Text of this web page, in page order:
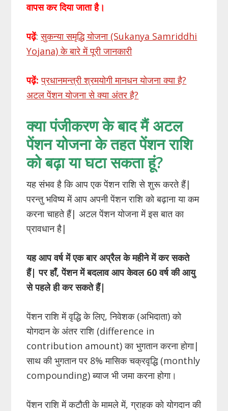
वापस कर दिया जाता है।
पढ़ें:सुकन्या समृद्धि योजना (Sukanya Samriddhi
Yojana) के बारे में पूरी जानकारी
पढ़ें:प्रधानमन्त्री श्रमयोगी मानधन योजना क्या है?
अटल पेंशन योजना से क्या अंतर है?
क्या पंजीकरण के बाद मैं अटल
पेंशन योजना के तहत पेंशन राशि
को बढ़ा या घटा सकता हूं?
यह संभव है कि आप एक पेंशन राशि से शुरू करते हैं|
परन्तु भविष्य में आप अपनी पेंशन राशि को बढ़ाना या कम
करना चाहते हैं| अटल पेंशन योजना में इस बात का
प्रावधान है|
यह आप वर्ष में एक बार अप्रैल के महीने में कर सकते
हैं| पर हाँ, पेंशन में बदलाव आप केवल 60 वर्ष की आयु
से पहले ही कर सकते हैं|
पेंशन राशि में वृद्धि के लिए, निवेशक (अभिदाता) को
योगदान के अंतर राशि (difference in
contribution amount) का भुगतान करना होगा|
साथ की भुगतान पर 8% मासिक चक्रवृद्धि (monthly
compounding) ब्याज भी जमा करना होगा।
पेंशन राशि में कटौती के मामले में, ग्राहक को योगदान की